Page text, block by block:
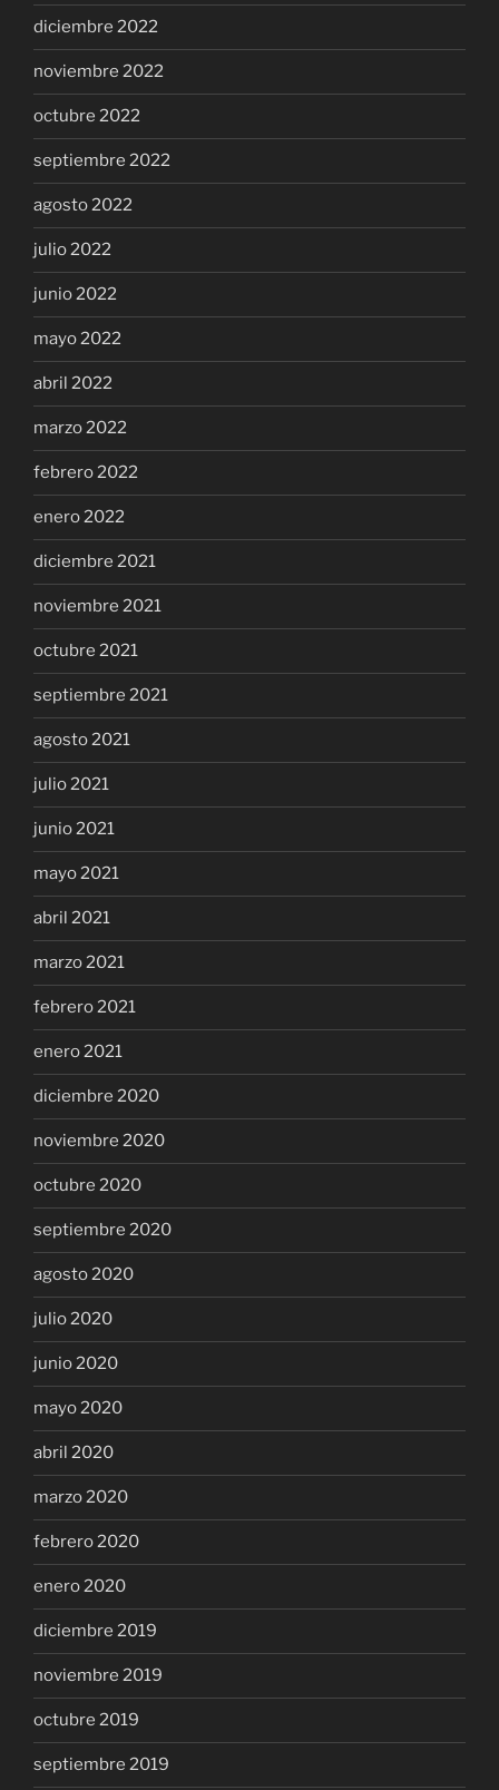
diciembre 2022
noviembre 2022
octubre 2022
septiembre 2022
agosto 2022
julio 2022
junio 2022
mayo 2022
abril 2022
marzo 2022
febrero 2022
enero 2022
diciembre 2021
noviembre 2021
octubre 2021
septiembre 2021
agosto 2021
julio 2021
junio 2021
mayo 2021
abril 2021
marzo 2021
febrero 2021
enero 2021
diciembre 2020
noviembre 2020
octubre 2020
septiembre 2020
agosto 2020
julio 2020
junio 2020
mayo 2020
abril 2020
marzo 2020
febrero 2020
enero 2020
diciembre 2019
noviembre 2019
octubre 2019
septiembre 2019